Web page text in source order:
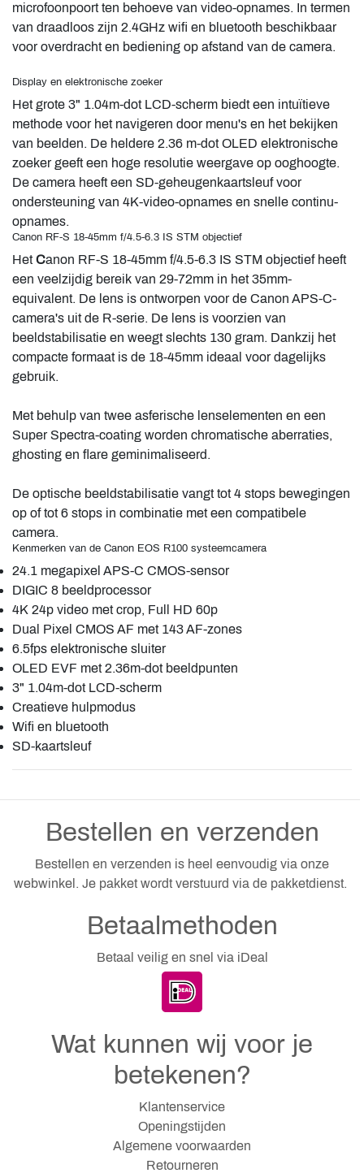
microfoonpoort ten behoeve van video-opnames. In termen
van draadloos zijn 2.4GHz wifi en bluetooth beschikbaar
voor overdracht en bediening op afstand van de camera.
Display en elektronische zoeker
Het grote 3" 1.04m-dot LCD-scherm biedt een intuïtieve
methode voor het navigeren door menu's en het bekijken
van beelden. De heldere 2.36 m-dot OLED elektronische
zoeker geeft een hoge resolutie weergave op ooghoogte.
De camera heeft een SD-geheugenkaartsleuf voor
ondersteuning van 4K-video-opnames en snelle continu-
opnames.
Canon RF-S 18-45mm f/4.5-6.3 IS STM objectief
HetCanon RF-S 18-45mm f/4.5-6.3 IS STM objectief heeft
een veelzijdig bereik van 29-72mm in het 35mm-
equivalent. De lens is ontworpen voor de Canon APS-C-
camera's uit de R-serie. De lens is voorzien van
beeldstabilisatie en weegt slechts 130 gram. Dankzij het
compacte formaat is de 18-45mm ideaal voor dagelijks
gebruik.
Met behulp van twee asferische lenselementen en een
Super Spectra-coating worden chromatische aberraties,
ghosting en flare geminimaliseerd.
De optische beeldstabilisatie vangt tot 4 stops bewegingen
op of tot 6 stops in combinatie met een compatibele
camera.
Kenmerken van de Canon EOS R100 systeemcamera
24.1 megapixel APS-C CMOS-sensor
DIGIC 8 beeldprocessor
4K 24p video met crop, Full HD 60p
Dual Pixel CMOS AF met 143 AF-zones
6.5fps elektronische sluiter
OLED EVF met 2.36m-dot beeldpunten
3" 1.04m-dot LCD-scherm
Creatieve hulpmodus
Wifi en bluetooth
SD-kaartsleuf
Bestellen en verzenden
Bestellen en verzenden is heel eenvoudig via onze
webwinkel. Je pakket wordt verstuurd via de pakketdienst.
Betaalmethoden
Betaal veilig en snel via iDeal
Wat kunnen wij voor je
betekenen?
Klantenservice
Openingstijden
Algemene voorwaarden
Retourneren